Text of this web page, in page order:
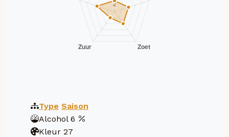
Type Saison
Alcohol 6
Kleur 27